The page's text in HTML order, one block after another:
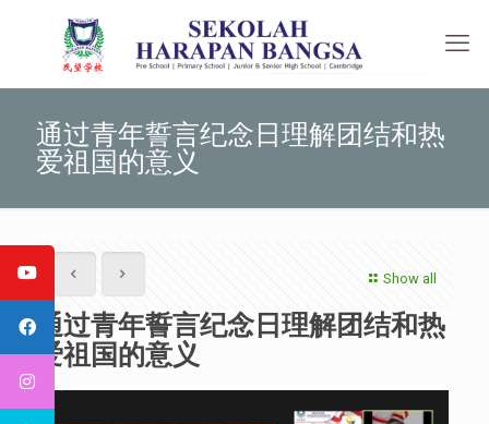
通过青年誓言纪念日理解团结和热
爱祖国的意义
Show all
通过青年誓言纪念日理解团结和热
爱祖国的意义